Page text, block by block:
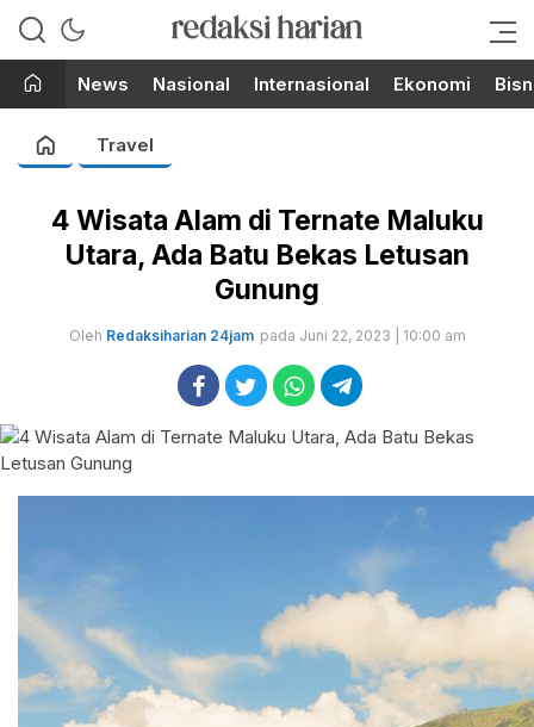
RedaksiHarian.com
Berita Terupdate dari Redaksi
News Nasional Internasional Ekonomi
Travel
4 Wisata Alam di Ternate Maluku
Utara, Ada Batu Bekas Letusan
Gunung
Oleh Redaksiharian 24jam pada Juni 22, 2023 | 10:00 am